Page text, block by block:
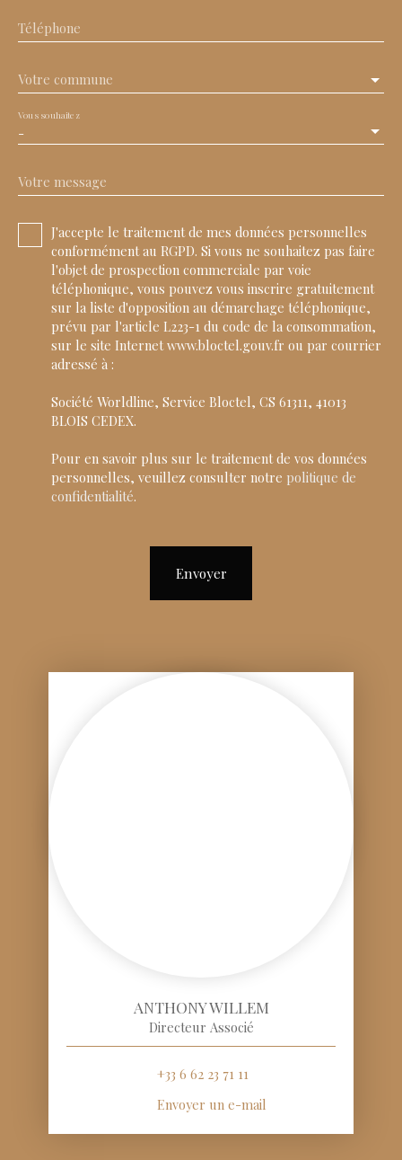
Téléphone
Votre commune
-
Vous souhaitez
Votre message
J'accepte le traitement de mes données personnelles
conformément au RGPD. Si vous ne souhaitez pas faire
l'objet de prospection commerciale par voie
téléphonique, vous pouvez vous inscrire gratuitement
sur la liste d'opposition au démarchage téléphonique,
prévu par l'article L223-1 du code de la consommation,
sur le site Internet www.bloctel.gouv.fr ou par courrier
adressé à :
Société Worldline, Service Bloctel, CS 61311, 41013
BLOIS CEDEX.
Pour en savoir plus sur le traitement de vos données
personnelles, veuillez consulter notre politique de
confidentialité.
Envoyer
ANTHONY WILLEM
Directeur Associé
+33 6 62 23 71 11
Envoyer un e-mail